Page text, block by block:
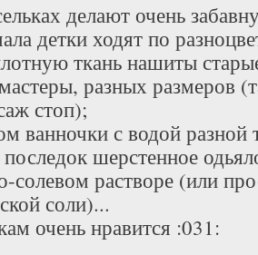
делают очень
детки ходят по
ткань нашиты
разных размеров
стоп);
ванночки с водой разной
последок шерстенное
солевом растворе (или
соли)...
очень нравится :031: